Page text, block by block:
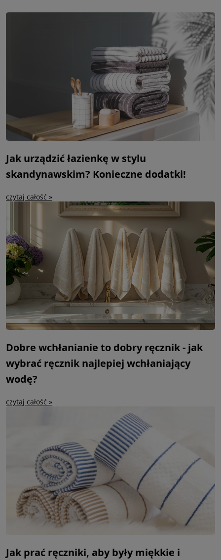
Jak urządzić łazienkę w stylu
skandynawskim? Konieczne dodatki!
czytaj całość »
Dobre wchłanianie to dobry ręcznik - jak
wybrać ręcznik najlepiej wchłaniający
wodę?
czytaj całość »
Jak prać ręczniki, aby były miękkie i